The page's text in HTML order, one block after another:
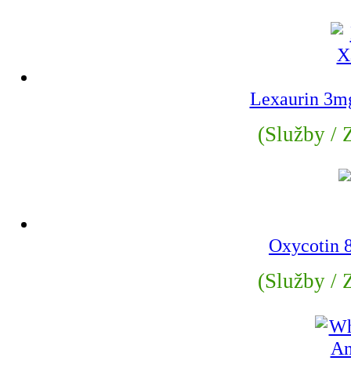
Lexaurin
(Služby /
Oxycotin
(Služby /